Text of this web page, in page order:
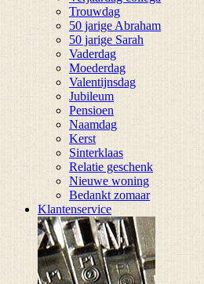
Trouwdag
50 jarige Abraham
50 jarige Sarah
Vaderdag
Moederdag
Valentijnsdag
Jubileum
Pensioen
Naamdag
Kerst
Sinterklaas
Relatie geschenk
Nieuwe woning
Bedankt zomaar
Klantenservice